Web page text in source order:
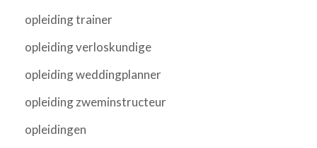
opleiding trainer
opleiding verloskundige
opleiding weddingplanner
opleiding zweminstructeur
opleidingen